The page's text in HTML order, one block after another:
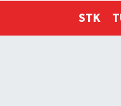
STK
Tüm Manşetler